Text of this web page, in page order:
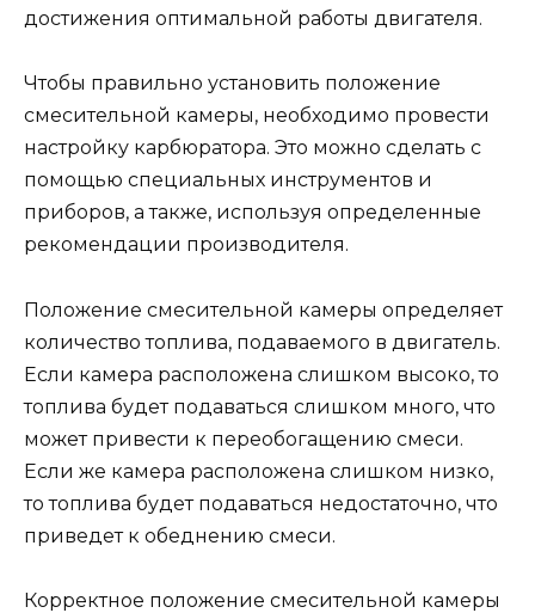
достижения оптимальной работы двигателя.
Чтобы правильно установить положение
смесительной камеры, необходимо провести
настройку карбюратора. Это можно сделать с
помощью специальных инструментов и
приборов, а также, используя определенные
рекомендации производителя.
Положение смесительной камеры определяет
количество топлива, подаваемого в двигатель.
Если камера расположена слишком высоко, то
топлива будет подаваться слишком много, что
может привести к переобогащению смеси.
Если же камера расположена слишком низко,
то топлива будет подаваться недостаточно, что
приведет к обеднению смеси.
Корректное положение смесительной камеры